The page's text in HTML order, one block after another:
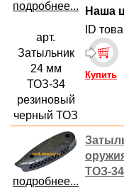
подробнее...
арт.
Затыльник
24 мм
ТОЗ-34
резиновый
черный ТОЗ
Наша
ID
Купить
подробнее...
ТОЗ-